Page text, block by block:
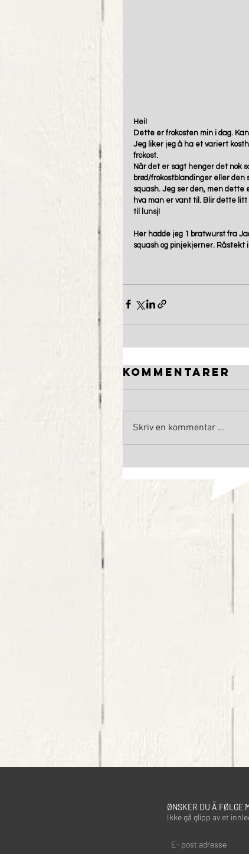
Hei!
Dette er frokosten min i dag.
Jeg liker jeg å ha et variert
frokost.
Når det er sagt henger det nok
brød/frokostblandinger eller den
squash. Jeg ser den, men dette
hva man er vant til. Blir dette litt
til lunsj!
Her hadde jeg 1 bratwurst fra
squash og pinjekjerner. Råstekt
Kommentarer
Skriv en kommentar …
ØNSKER DU Å FØLGE
Ikke gå glipp av et